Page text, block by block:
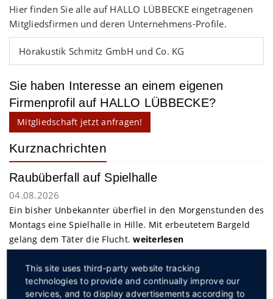
Hier finden Sie alle auf HALLO LÜBBECKE eingetragenen
Mitgliedsfirmen und deren Unternehmens-Profile.
Hörakustik Schmitz GmbH und Co. KG
Sie haben Interesse an einem eigenen
Firmenprofil auf HALLO LÜBBECKE?
Mitgliedschaft jetzt anfragen!
Kurznachrichten
Raubüberfall auf Spielhalle
04.08.2026
Ein bisher Unbekannter überfiel in den Morgenstunden des
Montags eine Spielhalle in Hille. Mit erbeutetem Bargeld
gelang dem Täter die Flucht.weiterlesen
Service
This site uses third-party website tracking
technologies to provide and continually improve our
services, and to display advertisements according to